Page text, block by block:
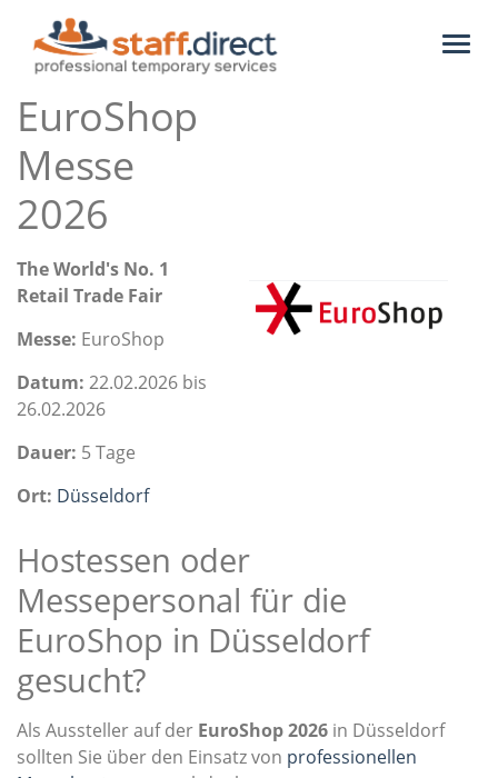
Toggle
EuroShop
Messe
2026
The World's No. 1
Retail Trade Fair
Messe: EuroShop
Datum: 22.02.2026 bis
26.02.2026
Dauer: 5 Tage
Ort: Düsseldorf
Hostessen oder
Messepersonal für die
EuroShop in Düsseldorf
gesucht?
Als Aussteller auf der EuroShop 2026 in Düsseldorf
sollten Sie über den Einsatz von professionellen